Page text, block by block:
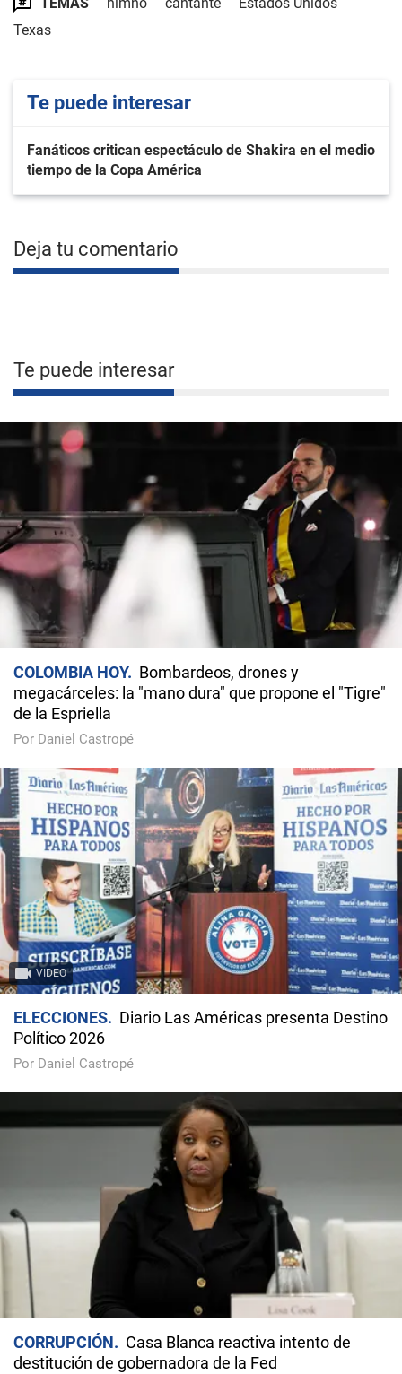
Texas
Te puede interesar
Fanáticos critican espectáculo de Shakira en el medio
tiempo de la Copa América
Deja tu comentario
Te puede interesar
COLOMBIA HOY
Bombardeos, drones y
megacárceles: la "mano dura" que propone el "Tigre"
de la Espriella
Por Daniel Castropé
VIDEO
ELECCIONES
Diario Las Américas presenta Destino
Político 2026
Por Daniel Castropé
CORRUPCIÓN
Casa Blanca reactiva intento de
destitución de gobernadora de la Fed